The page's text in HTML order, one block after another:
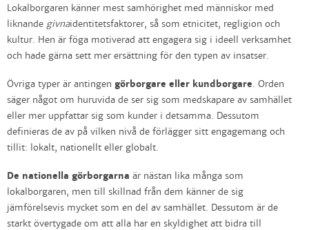
Lokalborgaren känner mest samhörighet med människor med
liknande givnaidentitetsfaktorer, så som etnicitet, regligion och
kultur. Hen är föga motiverad att engagera sig i ideell verksamhet
och hade gärna sett mer ersättning för den typen av insatser.
Övriga typer är antingen görborgare eller kundborgare. Orden
säger något om huruvida de ser sig som medskapare av samhället
eller mer uppfattar sig som kunder i detsamma. Dessutom
definieras de av på vilken nivå de förlägger sitt engagemang och
tillit: lokalt, nationellt eller globalt.
De nationella görborgarna är nästan lika många som
lokalborgaren, men till skillnad från dem känner de sig
jämförelsevis mycket som en del av samhället. Dessutom är de
starkt övertygade om att alla har en skyldighet att bidra till